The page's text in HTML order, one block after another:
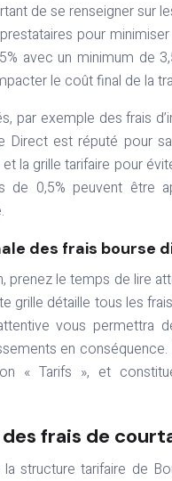
de se renseigner sur
pour
avec un minimum de
le coût final de la
par exemple des frais
Direct est réputé pour
la grille tarifaire pour
0,5% peuvent être
des frais bourse
prenez le temps de lire
grille détaille tous les
vous
en
« Tarifs », et
frais de
structure tarifaire de